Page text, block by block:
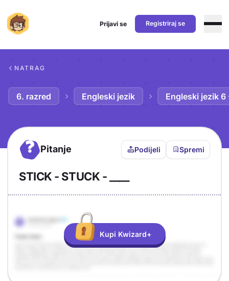
Prijavi se Registriraj se
NATRAG
6. razred Engleski jezik Engleski jezik
? Pitanje Podijeli Spremi
STICK - STUCK - ____
Odgovor
Objašnjenje
Kupi Kwizard+